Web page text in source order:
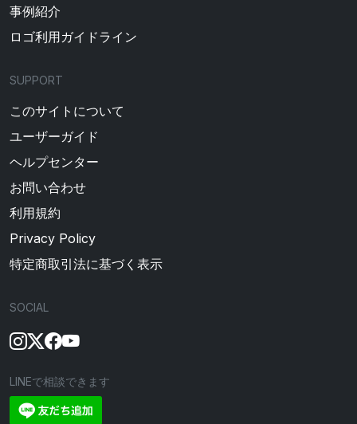
事例紹介
ロゴ利用ガイドライン
SUPPORT
このサイトについて
ユーザーガイド
ヘルプセンター
お問い合わせ
利用規約
Privacy Policy
特定商取引法に基づく表示
SOCIAL
LINEで相談できます